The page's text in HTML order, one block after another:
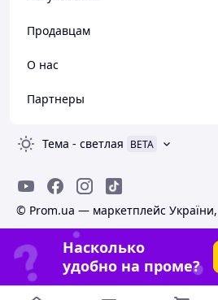
Продавцам
О нас
Партнеры
Тема - светлая BETA
© Prom.ua — маркетплейс
Насколько
удобно на проме?